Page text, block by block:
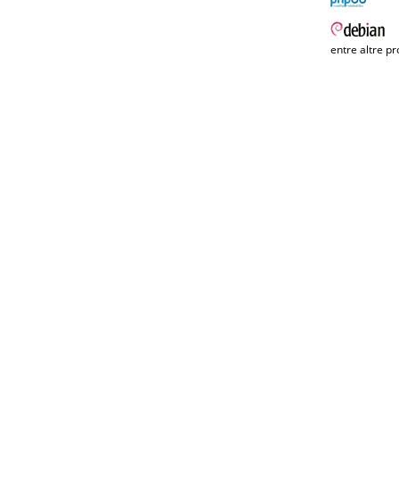
entre altre